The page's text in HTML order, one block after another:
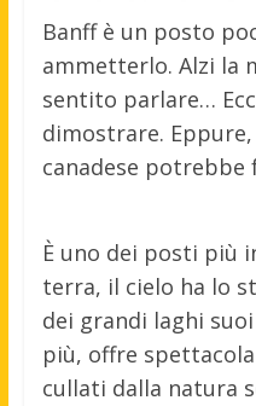
Banff è un posto
ammetterlo. Alzi la
sentito parlare…
dimostrare.
canadese potrebbe
È uno dei posti più
terra, il cielo ha lo
dei grandi laghi
più, offre
cullati dalla natura